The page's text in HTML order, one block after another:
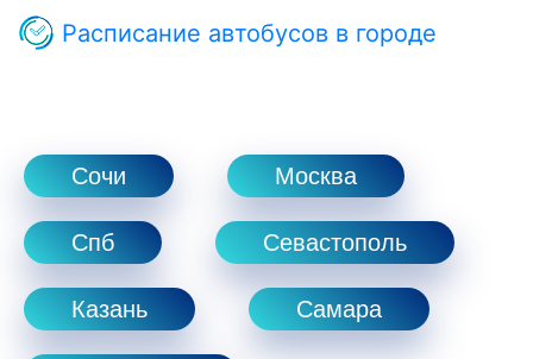
Расписание автобусов в городе
Сочи Москва
Спб Севастополь
Казань Самара